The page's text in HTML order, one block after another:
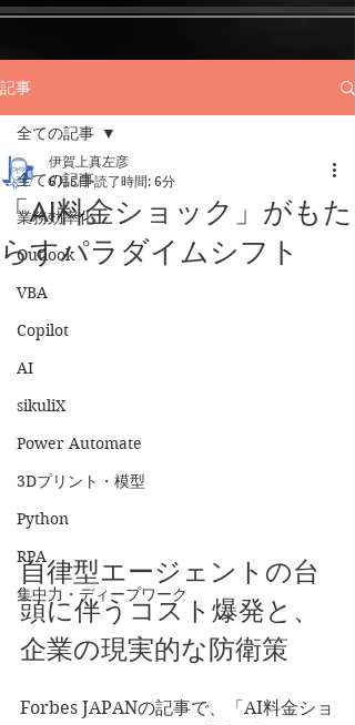
記事
全ての記事
業務効率化
Outlook
VBA
Copilot
AI
sikuliX
Power Automate
3Dプリント・模型
Python
RPA
集中力・ディープワーク
全ての記事
「AI料金ショック」がもた
らすパラダイムシフト
伊賀上真左彦
6月5日 読了時間: 6分
自律型エージェントの台
頭に伴うコスト爆発と、
企業の現実的な防衛策
Forbes JAPANの記事で、「AI料金ショ